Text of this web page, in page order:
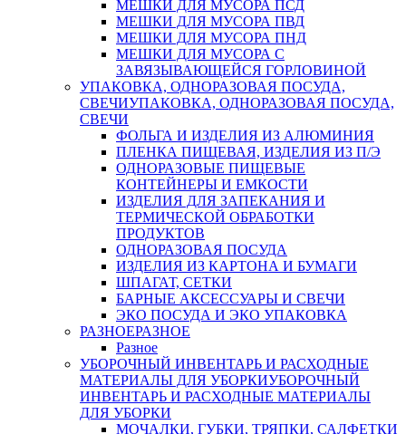
МЕШКИ ДЛЯ МУСОРА ПСД
МЕШКИ ДЛЯ МУСОРА ПВД
МЕШКИ ДЛЯ МУСОРА ПНД
МЕШКИ ДЛЯ МУСОРА С
ЗАВЯЗЫВАЮЩЕЙСЯ ГОРЛОВИНОЙ
УПАКОВКА, ОДНОРАЗОВАЯ ПОСУДА,
СВЕЧИУПАКОВКА, ОДНОРАЗОВАЯ ПОСУДА,
СВЕЧИ
ФОЛЬГА И ИЗДЕЛИЯ ИЗ АЛЮМИНИЯ
ПЛЕНКА ПИЩЕВАЯ, ИЗДЕЛИЯ ИЗ П/Э
ОДНОРАЗОВЫЕ ПИЩЕВЫЕ
КОНТЕЙНЕРЫ И ЕМКОСТИ
ИЗДЕЛИЯ ДЛЯ ЗАПЕКАНИЯ И
ТЕРМИЧЕСКОЙ ОБРАБОТКИ
ПРОДУКТОВ
ОДНОРАЗОВАЯ ПОСУДА
ИЗДЕЛИЯ ИЗ КАРТОНА И БУМАГИ
ШПАГАТ, СЕТКИ
БАРНЫЕ АКСЕССУАРЫ И СВЕЧИ
ЭКО ПОСУДА И ЭКО УПАКОВКА
РАЗНОЕРАЗНОЕ
Разное
УБОРОЧНЫЙ ИНВЕНТАРЬ И РАСХОДНЫЕ
МАТЕРИАЛЫ ДЛЯ УБОРКИУБОРОЧНЫЙ
ИНВЕНТАРЬ И РАСХОДНЫЕ МАТЕРИАЛЫ
ДЛЯ УБОРКИ
МОЧАЛКИ, ГУБКИ, ТРЯПКИ, САЛФЕТКИ